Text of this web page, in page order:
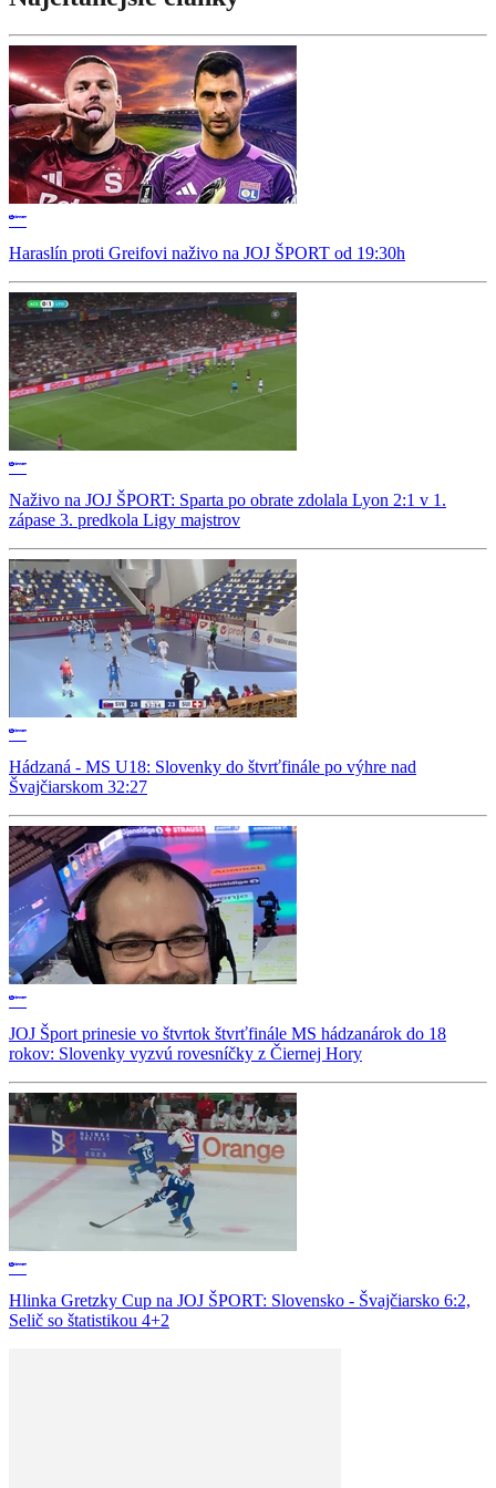
Haraslín proti Greifovi naživo na JOJ ŠPORT od 19:30h
Naživo na JOJ ŠPORT: Sparta po obrate zdolala Lyon 2:1 v 1.
zápase 3. predkola Ligy majstrov
Hádzaná - MS U18: Slovenky do štvrťfinále po výhre nad
Švajčiarskom 32:27
JOJ Šport prinesie vo štvrtok štvrťfinále MS hádzanárok do 18
rokov: Slovenky vyzvú rovesníčky z Čiernej Hory
Hlinka Gretzky Cup na JOJ ŠPORT: Slovensko - Švajčiarsko 6:2,
Selič so štatistikou 4+2